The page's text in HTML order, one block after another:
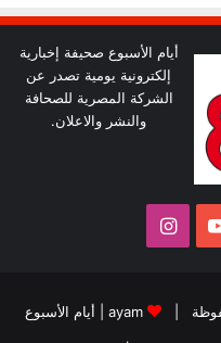
أيام الأسبوع صحيفة إخبارية
إلكترونية يومية تصدر عن
الشركة المصرية للصحافة
والنشر والاعلان.
يوتيوبانستقرام
ayam
أيام الأسبوع